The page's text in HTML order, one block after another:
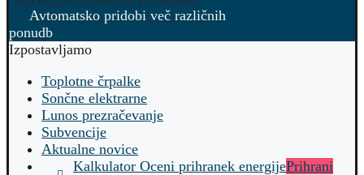
Avtomatsko pridobi več različnih
ponudb
Izpostavljamo
Toplotne črpalke
Sončne elektrarne
Lunos prezračevanje
Subvencije
Aktualne novice
Kalkulator Oceni prihranek energijePrihrani